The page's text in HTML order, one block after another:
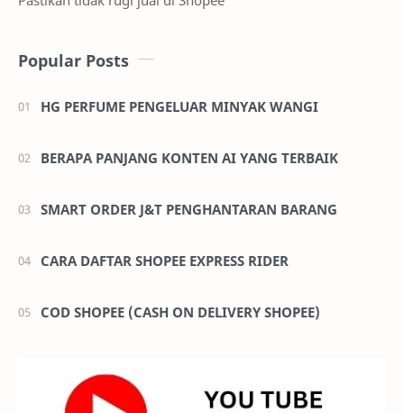
Popular Posts
HG PERFUME PENGELUAR MINYAK WANGI
BERAPA PANJANG KONTEN AI YANG TERBAIK
SMART ORDER J&T PENGHANTARAN BARANG
CARA DAFTAR SHOPEE EXPRESS RIDER
COD SHOPEE (CASH ON DELIVERY SHOPEE)